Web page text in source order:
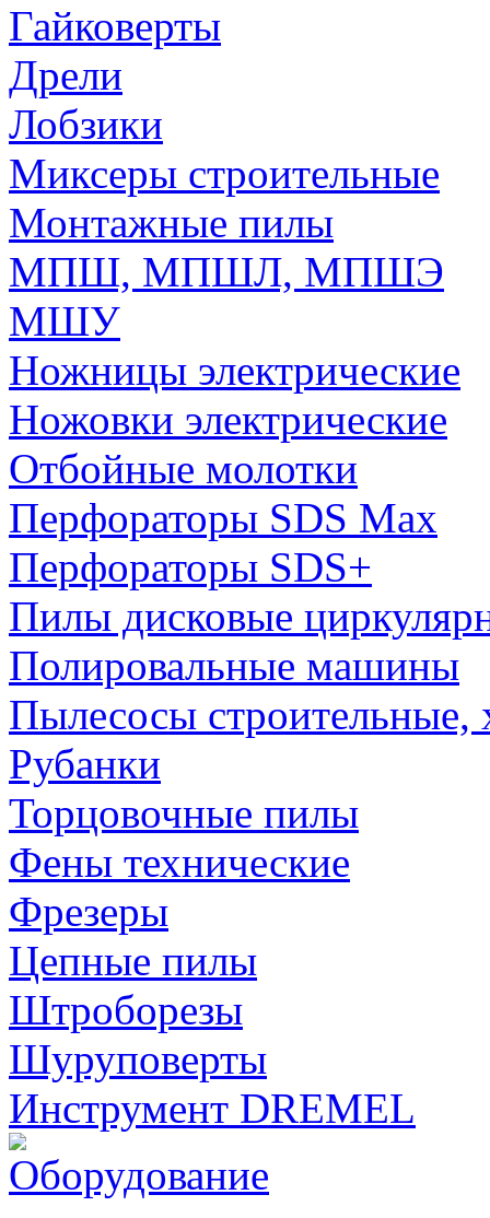
Гайковерты
Дрели
Лобзики
Миксеры строительные
Монтажные пилы
МПШ, МПШЛ, МПШЭ
МШУ
Ножницы электрические
Ножовки электрические
Отбойные молотки
Перфораторы SDS Max
Перфораторы SDS+
Пилы дисковые
Полировальные машины
Пылесосы строительные,
Рубанки
Торцовочные пилы
Фены технические
Фрезеры
Цепные пилы
Штроборезы
Шуруповерты
Инструмент DREMEL